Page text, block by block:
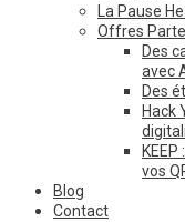
La Pause
Offres
Des
avec
Des
Hack
vos
Blog
Contact